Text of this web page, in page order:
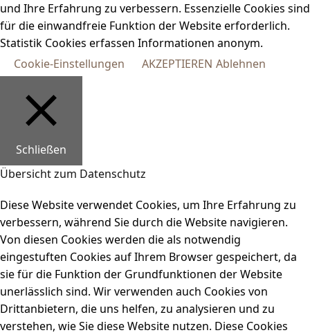
und Ihre Erfahrung zu verbessern. Essenzielle Cookies sind
für die einwandfreie Funktion der Website erforderlich.
Statistik Cookies erfassen Informationen anonym.
Cookie-Einstellungen
AKZEPTIEREN Ablehnen
Schließen
Übersicht zum Datenschutz
Diese Website verwendet Cookies, um Ihre Erfahrung zu
verbessern, während Sie durch die Website navigieren.
Von diesen Cookies werden die als notwendig
eingestuften Cookies auf Ihrem Browser gespeichert, da
sie für die Funktion der Grundfunktionen der Website
unerlässlich sind. Wir verwenden auch Cookies von
Drittanbietern, die uns helfen, zu analysieren und zu
verstehen, wie Sie diese Website nutzen. Diese Cookies